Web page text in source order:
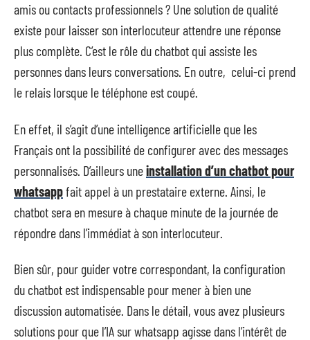
amis ou contacts professionnels ? Une solution de qualité
existe pour laisser son interlocuteur attendre une réponse
plus complète. C’est le rôle du chatbot qui assiste les
personnes dans leurs conversations. En outre, celui-ci prend
le relais lorsque le téléphone est coupé.
En effet, il s’agit d’une intelligence artificielle que les
Français ont la possibilité de configurer avec des messages
personnalisés. D’ailleurs uneinstallation d’un chatbot pour
whatsappfait appel à un prestataire externe. Ainsi, le
chatbot sera en mesure à chaque minute de la journée de
répondre dans l’immédiat à son interlocuteur.
Bien sûr, pour guider votre correspondant, la configuration
du chatbot est indispensable pour mener à bien une
discussion automatisée. Dans le détail, vous avez plusieurs
solutions pour que l’IA sur whatsapp agisse dans l’intérêt de